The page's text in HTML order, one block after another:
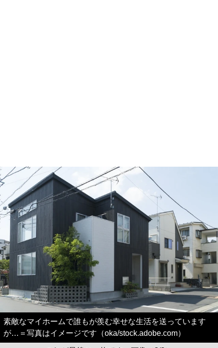
素敵なマイホームで誰もが羨む幸せな生活を送っています
が…＝写真はイメージです（oka/stock.adobe.com）